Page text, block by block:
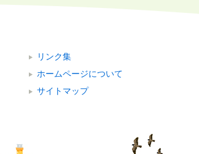
リンク集
ホームページについて
サイトマップ